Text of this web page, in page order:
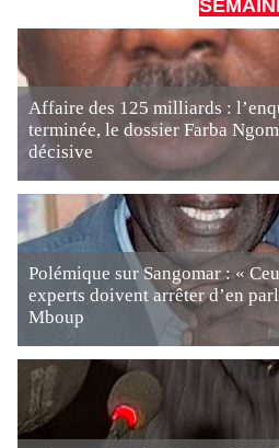
Affaire des 125 milliards :
terminée, le dossier Farba
décisive
Polémique sur Sangomar : «
experts doivent arrêter d’en
Mboup